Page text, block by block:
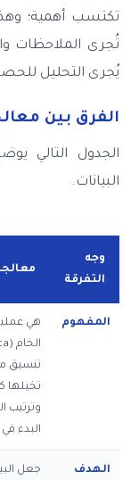
تكتسب أهمية؛
تُجرى الملاحظات
يُجرى التحليل
الفرق بين
الجدول التالي
البيانات.
وجه
التفرقة
المفهوم
هي
تنسيق
تخيلها
وترتيب
البدء في
الهدف
جعل